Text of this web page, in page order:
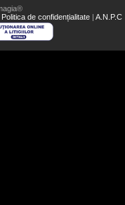
Politica de confidențialitate | A.N.P.C